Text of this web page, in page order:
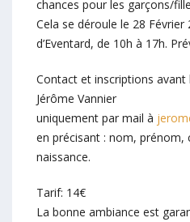
chances pour les garçons/
Cela se déroule le 28 Février
d’Eventard, de 10h à 17h.
Contact et inscriptions avant
Jérôme Vannier
uniquement par mail à
en précisant : nom, prénom,
naissance.
Tarif: 14€
La bonne ambiance est